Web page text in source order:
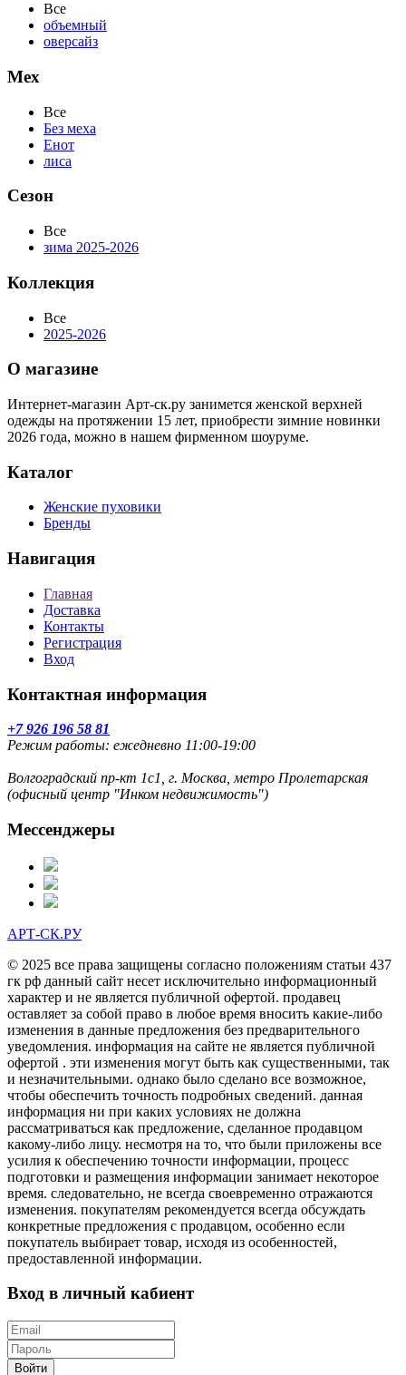
Все
объемный
оверсайз
Мех
Все
Без меха
Енот
лиса
Сезон
Все
зима 2025-2026
Коллекция
Все
2025-2026
О магазине
Интернет-магазин Арт-ск.ру занимется женской верхней
одежды на протяжении 15 лет, приобрести зимние новинки
2026 года, можно в нашем фирменном шоуруме.
Каталог
Женские пуховики
Бренды
Навигация
Главная
Доставка
Контакты
Регистрация
Вход
Контактная информация
+7 926 196 58 81
Режим работы: ежедневно 11:00-19:00
Волгоградский пр-кт 1с1, г. Москва, метро Пролетарская
(офисный центр "Инком недвижимость")
Мессенджеры
АРТ-СК.РУ
© 2025 все права защищены согласно положениям статьи 437
гк рф данный сайт несет исключительно информационный
характер и не является публичной офертой. продавец
оставляет за собой право в любое время вносить какие-либо
изменения в данные предложения без предварительного
уведомления. информация на сайте не является публичной
офертой . эти изменения могут быть как существенными, так
и незначительными. однако было сделано все возможное,
чтобы обеспечить точность подробных сведений. данная
информация ни при каких условиях не должна
рассматриваться как предложение, сделанное продавцом
какому-либо лицу. несмотря на то, что были приложены все
усилия к обеспечению точности информации, процесс
подготовки и размещения информации занимает некоторое
время. следовательно, не всегда своевременно отражаются
изменения. покупателям рекомендуется всегда обсуждать
конкретные предложения с продавцом, особенно если
покупатель выбирает товар, исходя из особенностей,
предоставленной информации.
Вход в личный кабиент
Войти